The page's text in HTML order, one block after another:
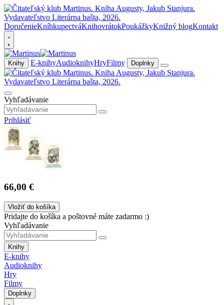
DoručenieKníhkupectváKnihovrátokPoukážkyKnižný blogKontakt
Knihy E-knihyAudioknihyHryFilmy Doplnky
Vyhľadávanie
Prihlásiť
66,00 €
Vložiť do košíka
Pridajte do košíka a poštovné máte zadarmo :)
Vyhľadávanie
Knihy
E-knihy
Audioknihy
Hry
Filmy
Doplnky